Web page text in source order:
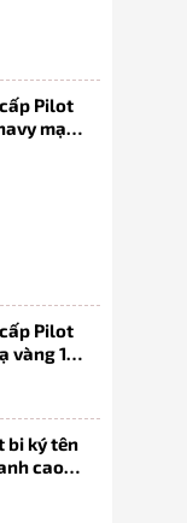
Pilot
mạ
100%
Pilot
vàng 14k
Nhật
bi ký tên
cao
hãng